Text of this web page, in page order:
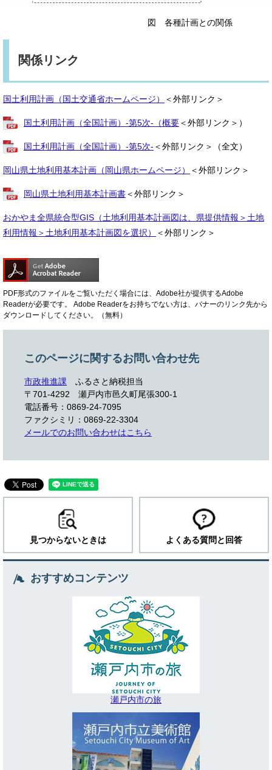
図 各種計画との関係
関係リンク
国土利用計画（国土交通省ホームページ） ＜外部リンク＞
国土利用計画（全国計画）-第5次-（概要＜外部リンク＞ ）
国土利用計画（全国計画）-第5次- ＜外部リンク＞ （全文）
岡山県土地利用基本計画（岡山県ホームページ） ＜外部リンク＞
岡山県土地利用基本計画書＜外部リンク＞
おかやま全県統合型GIS（土地利用基本計画図は、県提供情報＞土地
利用情報＞土地利用基本計画図を選択）
＜外部リンク＞
PDF形式のファイルをご覧いただく場合には、Adobe社が提供するAdobe
Readerが必要です。
Adobe Readerをお持ちでない方は、バナーのリンク先から
ダウンロードしてください。（無料）
このページに関するお問い合わせ先
市政推進課
ふるさと納税担当
〒701-4292
瀬戸内市邑久町尾張300-1
電話番号：0869-24-7095
ファクシミリ：0869-22-3304
メールでのお問い合わせはこちら
見つからないときは よくある質問と回答
おすすめコンテンツ
瀬戸内市の旅